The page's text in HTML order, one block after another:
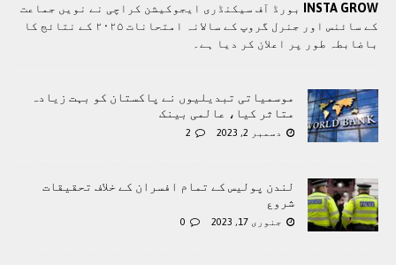
INSTA GROW بورڈ آف سیکنڈری ایجوکیشن کراچی نے نویں جماعت
کے سائنس اور جنرل گروپ کے سالانہ امتحانات ۲۰۲۵ کے نتائج کا
باضابطہ طور پر اعلان کر دیا ہے۔
موسمیاتی تبدیلیوں نے پاکستان کو بہت زیادہ
متاثر کیا، عالمی بینک
دسمبر 2, 2023 2
لندن پولیس کے تمام افسران کے خلاف تحقیقات
شروع
جنوری 17, 2023 0